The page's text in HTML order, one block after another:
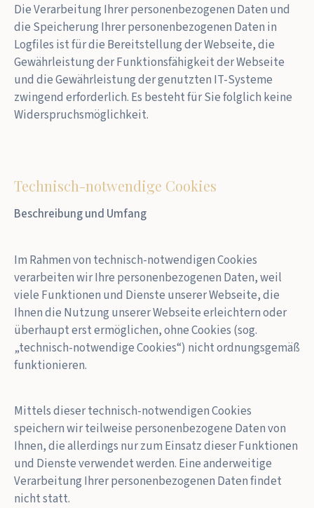
Die Verarbeitung Ihrer personenbezogenen Daten und
die Speicherung Ihrer personenbezogenen Daten in
Logfiles ist für die Bereitstellung der Webseite, die
Gewährleistung der Funktionsfähigkeit der Webseite
und die Gewährleistung der genutzten IT-Systeme
zwingend erforderlich. Es besteht für Sie folglich keine
Widerspruchsmöglichkeit.
Technisch-notwendige Cookies
Beschreibung und Umfang
Im Rahmen von technisch-notwendigen Cookies
verarbeiten wir Ihre personenbezogenen Daten, weil
viele Funktionen und Dienste unserer Webseite, die
Ihnen die Nutzung unserer Webseite erleichtern oder
überhaupt erst ermöglichen, ohne Cookies (sog.
„technisch-notwendige Cookies“) nicht ordnungsgemäß
funktionieren.
Mittels dieser technisch-notwendigen Cookies
speichern wir teilweise personenbezogene Daten von
Ihnen, die allerdings nur zum Einsatz dieser Funktionen
und Dienste verwendet werden. Eine anderweitige
Verarbeitung Ihrer personenbezogenen Daten findet
nicht statt.